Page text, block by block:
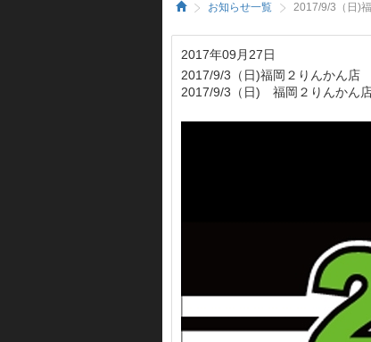
お知らせ一覧 2017/9/3（日)
2017年09月27日
2017/9/3（日)福岡２りんかん店
2017/9/3（日) 福岡２りんかん